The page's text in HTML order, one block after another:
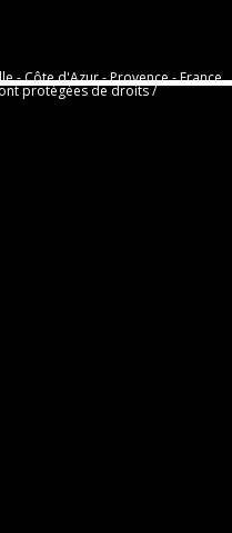
-­ Côte d'Azur -­ Provence -­ France
protégées de droits /